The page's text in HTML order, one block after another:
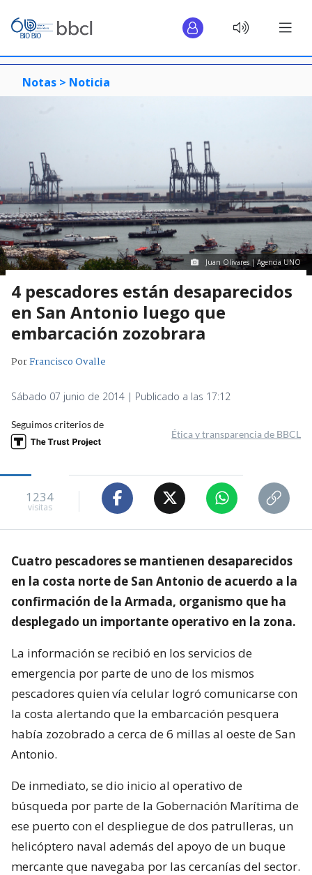
Notas > Noticia
Juan Olivares | Agencia UNO
4 pescadores están desaparecidos
en San Antonio luego que
embarcación zozobrara
PorFrancisco Ovalle
Sábado 07 junio de 2014 | Publicado a las 17:12
Seguimos criterios de
Ética y transparencia de BBCL
1234
visitas
Cuatro pescadores se mantienen desaparecidos
en la costa norte de San Antonio de acuerdo a la
confirmación de la Armada, organismo que ha
desplegado un importante operativo en la zona.
La información se recibió en los servicios de
emergencia por parte de uno de los mismos
pescadores quien vía celular logró comunicarse con
la costa alertando que la embarcación pesquera
había zozobrado a cerca de 6 millas al oeste de San
Antonio.
De inmediato, se dio inicio al operativo de
búsqueda por parte de la Gobernación Marítima de
ese puerto con el despliegue de dos patrulleras, un
helicóptero naval además del apoyo de un buque
mercante que navegaba por las cercanías del sector.